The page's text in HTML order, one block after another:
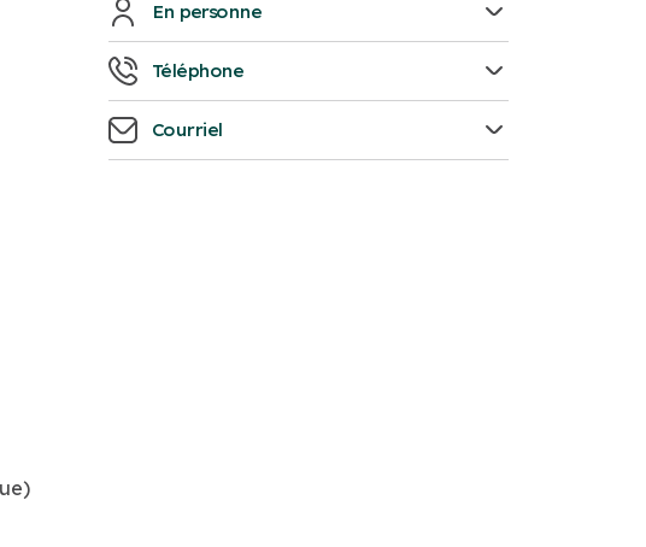
En personne
735, boulevard des Bois-Francs Sud
Victoriaville, G6P 5W3
Téléphone
819-751-4636
Courriel